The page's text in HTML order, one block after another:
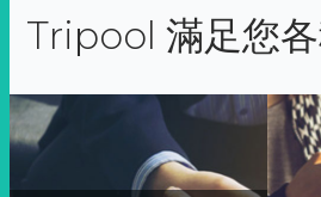
Tripool 滿足您